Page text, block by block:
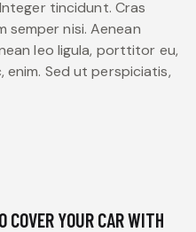
tincidunt. Cras
semper nisi. Aenean
leo ligula, porttitor eu,
Sed ut perspiciatis,
COVER YOUR CAR WITH